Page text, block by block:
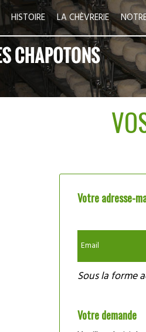
HISTOIRE LA CHÈVRERIE
Votre adresse-
Email
Sous la forme
Votre demande